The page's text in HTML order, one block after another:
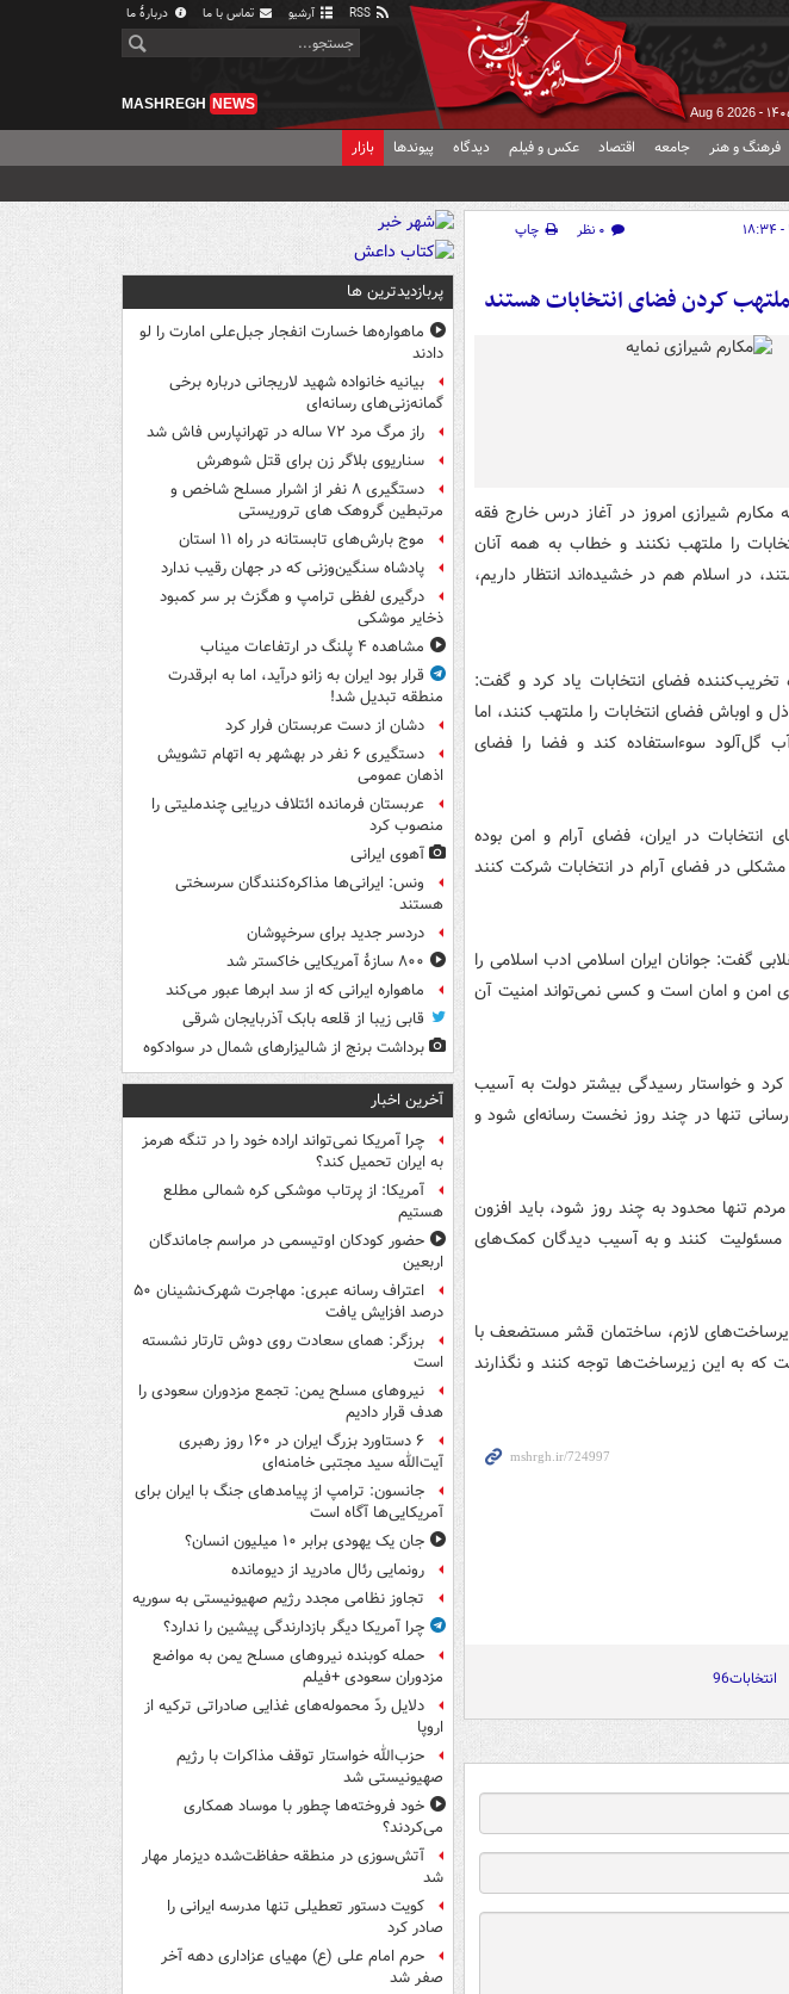
آرشیو تماس با ما دربارهٔ ما
Aug 6 2026
MASHREGH NEWS
فرهنگ و هنر جامعه اقتصاد عکس و فیلم دیدگاه پیوندها بازار
۰ نظر
چاپ
ملتهب کردن فضای انتخابات هستند
مکارم شیرازی امروز در آغاز درس خارج فقه
را ملتهب نکنند و خطاب به همه آنان
در اسلام هم در خشیده‌اند انتظار داریم،
فضای انتخابات یاد کرد و گفت:
و اوباش فضای انتخابات را ملتهب کنند، اما
گل‌آلود سوءاستفاده کند و فضا را فضای
در ایران، فضای آرام و امن بوده
در فضای آرام در انتخابات شرکت کنند
گفت: جوانان ایران اسلامی ادب اسلامی را
امن و امان است و کسی نمی‌تواند امنیت آن
و خواستار رسیدگی بیشتر دولت به آسیب
تنها در چند روز نخست رسانه‌ای شود و
تنها محدود به چند روز شود، باید افزون
مسئولیت کنند و به آسیب دیدگان کمک‌های
لازم، ساختمان قشر مستضعف با
که به این زیرساخت‌ها توجه کنند و نگذارند
انتخابات96
پربازدیدترین ها
ماهواره‌ها خسارت انفجار جبل‌علی امارت را لو
دادند
بیانیه خانواده شهید لاریجانی درباره برخی
گمانه‌زنی‌های رسانه‌ای
راز مرگ مرد ۷۲ ساله در تهرانپارس فاش شد
سناریوی بلاگر زن برای قتل شوهرش
دستگیری ۸ نفر از اشرار مسلح شاخص و
مرتبطین گروهک های تروریستی
موج بارش‌های تابستانه در راه ۱۱ استان
پادشاه سنگین‌وزنی که در جهان رقیب ندارد
درگیری لفظی ترامپ و هگزث بر سر کمبود
ذخایر موشکی
مشاهده ۴ پلنگ در ارتفاعات میناب
قرار بود ایران به زانو درآید، اما به ابرقدرت
منطقه تبدیل شد!
دشان از دست عربستان فرار کرد
دستگیری ۶ نفر در بهشهر به اتهام تشویش
اذهان عمومی
عربستان فرمانده ائتلاف دریایی چندملیتی را
منصوب کرد
آهوی ایرانی
ونس: ایرانی‌ها مذاکره‌کنندگان سرسختی
هستند
دردسر جدید برای سرخپوشان
۸۰۰ سازۀ آمریکایی خاکستر شد
ماهواره ایرانی که از سد ابرها عبور می‌کند
قابی زیبا از قلعه بابک آذربایجان شرقی
برداشت برنج از شالیزارهای شمال در سوادکوه
آخرین اخبار
چرا آمریکا نمی‌تواند اراده خود را در تنگه هرمز
به ایران تحمیل کند؟
آمریکا: از پرتاب موشکی کره شمالی مطلع
هستیم
حضور کودکان اوتیسمی در مراسم جاماندگان
اربعین
اعتراف رسانه عبری: مهاجرت شهرک‌نشینان ۵۰
درصد افزایش یافت
برزگر: همای سعادت روی دوش تارتار نشسته
است
نیروهای مسلح یمن: تجمع مزدوران سعودی را
هدف قرار دادیم
۶ دستاورد بزرگ ایران در ۱۶۰ روز رهبری
آیت‌الله سید مجتبی خامنه‌ای
جانسون: ترامپ از پیامدهای جنگ با ایران برای
آمریکایی‌ها آگاه است
جان یک یهودی برابر ۱۰ میلیون انسان؟
رونمایی رئال مادرید از دیومانده
تجاوز نظامی مجدد رژیم صهیونیستی به سوریه
چرا آمریکا دیگر بازدارندگی پیشین را ندارد؟
حمله کوبنده نیروهای مسلح یمن به مواضع
مزدوران سعودی +فیلم
دلایل ردّ محموله‌های غذایی صادراتی ترکیه از
اروپا
حزب‌الله خواستار توقف مذاکرات با رژیم
صهیونیستی شد
خود فروخته‌ها چطور با موساد همکاری
می‌کردند؟
آتش‌سوزی در منطقه حفاظت‌شده دیزمار مهار
شد
کویت دستور تعطیلی تنها مدرسه ایرانی را
صادر کرد
حرم امام علی (ع) مهیای عزاداری دهه آخر
صفر شد